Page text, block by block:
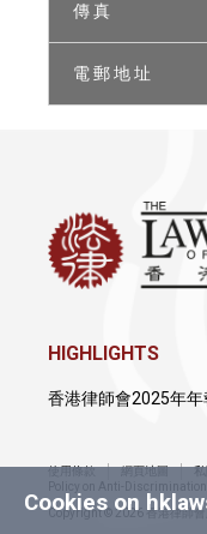
傳 真
電 郵 地 址
Cookies on
HIGHLIGHTS
香港律師會2025年年
使用條款 網頁地圖
Policy on Anti-
Copyright © 2026 香港律師